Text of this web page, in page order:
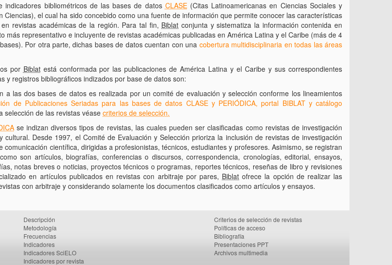
bibliométricos de las bases de datos CLASE(Citas Latinoamericanas en Ciencias Sociales y
Ciencias), el cual ha sido concebido como una fuente de información que permite conocer las características
revistas académicas de la región. Para tal fin, Biblat conjunta y sistematiza la información contenida en
más representativo e incluyente de revistas académicas publicadas en América Latina y el Caribe (más de 4
Por otra parte, dichas bases de datos cuentan con una cobertura multidisciplinaria en todas las áreas
por Biblatestá conformada por las publicaciones de América Latina y el Caribe y sus correspondientes
y registros bibliográficos indizados por base de datos son:
a las dos bases de datos es realizada por un comité de evaluación y selección conforme los lineamientos
de Publicaciones Seriadas para las bases de datos CLASE y PERIÓDICA, portal BIBLAT y catálogo
selección de las revistas véase criterios de selección.
se indizan diversos tipos de revistas, las cuales pueden ser clasificadas como revistas de investigación
Desde 1997, el Comité de Evaluación y Selección prioriza la inclusión de revistas de investigación
científica, dirigidas a profesionistas, técnicos, estudiantes y profesores. Asimismo, se registran
son artículos, biografías, conferencias o discursos, correspondencia, cronologías, editorial, ensayos,
notas breves o noticias, proyectos técnicos o programas, reportes técnicos, reseñas de libro y revisiones
en artículos publicados en revistas con arbitraje por pares, Biblat ofrece la opción de realizar las
con arbitraje y considerando solamente los documentos clasificados como artículos y ensayos.
Descripción
Metodología
Frecuencias
Indicadores
Indicadores SciELO
Indicadores por revista
Criterios de selección de revistas
Políticas de acceso
Bibliografía
Presentaciones PPT
Archivos multimedia